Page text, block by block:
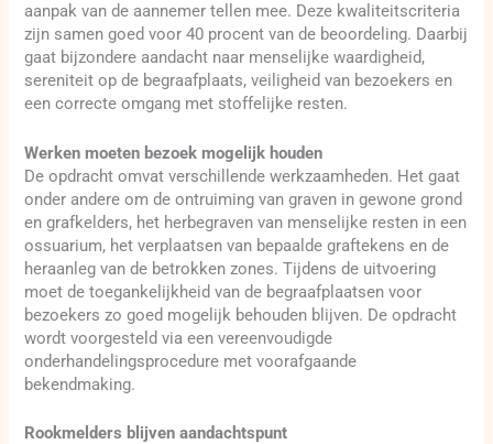
aanpak van de aannemer tellen mee. Deze kwaliteitscriteria
zijn samen goed voor 40 procent van de beoordeling. Daarbij
gaat bijzondere aandacht naar menselijke waardigheid,
sereniteit op de begraafplaats, veiligheid van bezoekers en
een correcte omgang met stoffelijke resten.
Werken moeten bezoek mogelijk houden
De opdracht omvat verschillende werkzaamheden. Het gaat
onder andere om de ontruiming van graven in gewone grond
en grafkelders, het herbegraven van menselijke resten in een
ossuarium, het verplaatsen van bepaalde graftekens en de
heraanleg van de betrokken zones. Tijdens de uitvoering
moet de toegankelijkheid van de begraafplaatsen voor
bezoekers zo goed mogelijk behouden blijven. De opdracht
wordt voorgesteld via een vereenvoudigde
onderhandelingsprocedure met voorafgaande
bekendmaking.
Rookmelders blijven aandachtspunt